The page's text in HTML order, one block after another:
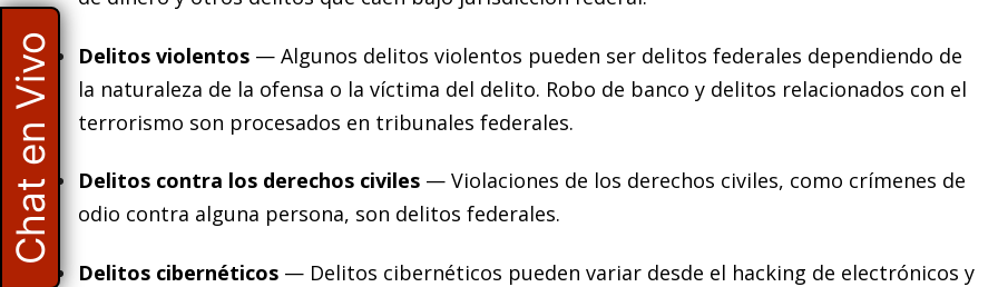
Delitos violentos — Algunos delitos violentos pueden ser delitos federales dependiendo de
la naturaleza de la ofensa o la víctima del delito. Robo de banco y delitos relacionados con el
terrorismo son procesados en tribunales federales.
Delitos contra los derechos civiles — Violaciones de los derechos civiles, como crímenes de
odio contra alguna persona, son delitos federales.
Delitos cibernéticos — Delitos cibernéticos pueden variar desde el hacking de electrónicos y
Chat en Vivo